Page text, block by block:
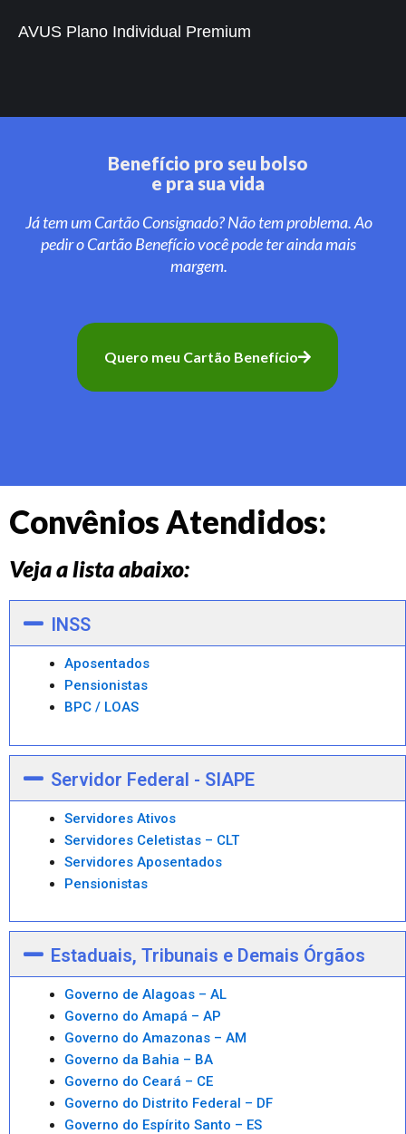
AVUS Plano Individual Premium
Benefício pro seu bolso
e pra sua vida
Já tem um Cartão Consignado? Não tem problema. Ao
pedir o Cartão Benefício você pode ter ainda mais
margem.
Quero meu Cartão Benefício
Convênios Atendidos:
Veja a lista abaixo:
INSS
Aposentados
Pensionistas
BPC / LOAS
Servidor Federal - SIAPE
Servidores Ativos
Servidores Celetistas – CLT
Servidores Aposentados
Pensionistas
Estaduais, Tribunais e Demais Órgãos
Governo de Alagoas – AL
Governo do Amapá – AP
Governo do Amazonas – AM
Governo da Bahia – BA
Governo do Ceará – CE
Governo do Distrito Federal – DF
Governo do Espírito Santo – ES